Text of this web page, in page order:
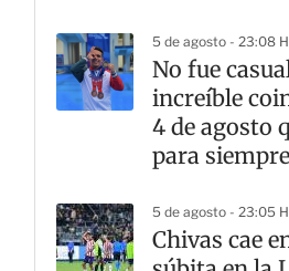
5 de agosto - 23:08
No fue
increíble
4 de agosto
para
5 de agosto - 23:05
Chivas cae